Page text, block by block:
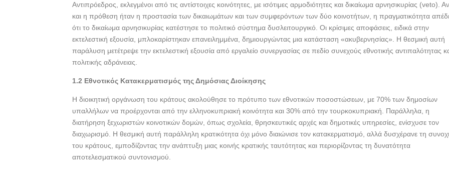
Αντιπρόεδρος, εκλεγμένοι από τις αντίστοιχες κοινότητες, με ισότιμες αρμοδιότητες και δικαίωμα αρνησικυρίας (veto). Αν
και η πρόθεση ήταν η προστασία των δικαιωμάτων και των συμφερόντων των δύο κοινοτήτων, η πραγματικότητα
ότι το δικαίωμα αρνησικυρίας κατέστησε το πολιτικό σύστημα δυσλειτουργικό. Οι κρίσιμες αποφάσεις, ειδικά στην
εκτελεστική εξουσία, μπλοκαρίστηκαν επανειλημμένα, δημιουργώντας μια κατάσταση «ακυβερνησίας». Η θεσμική αυτή
παράλυση μετέτρεψε την εκτελεστική εξουσία από εργαλείο συνεργασίας σε πεδίο συνεχούς εθνοτικής αντιπαλότητας
πολιτικής αδράνειας.
1.2 Εθνοτικός Κατακερματισμός της Δημόσιας Διοίκησης
Η διοικητική οργάνωση του κράτους ακολούθησε το πρότυπο των εθνοτικών ποσοστώσεων, με 70% των δημοσίων
υπαλλήλων να προέρχονται από την ελληνοκυπριακή κοινότητα και 30% από την τουρκοκυπριακή. Παράλληλα, η
διατήρηση ξεχωριστών κοινοτικών δομών, όπως σχολεία, θρησκευτικές αρχές και δημοτικές υπηρεσίες, ενίσχυσε τον
διαχωρισμό. Η θεσμική αυτή παράλληλη κρατικότητα όχι μόνο διαιώνισε τον κατακερματισμό, αλλά δυσχέρανε τη
του κράτους, εμποδίζοντας την ανάπτυξη μιας κοινής κρατικής ταυτότητας και περιορίζοντας τη δυνατότητα
αποτελεσματικού συντονισμού.